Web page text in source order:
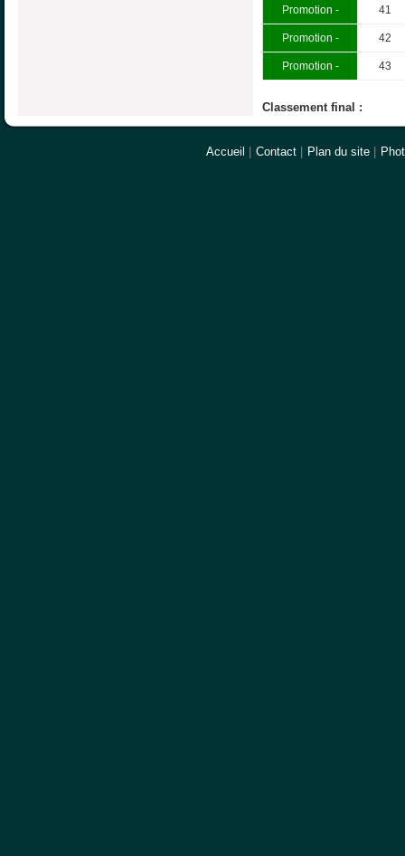
Promotion - 41
Promotion - 42
Promotion - 43
Classement final :
Accueil | Contact | Plan du site |